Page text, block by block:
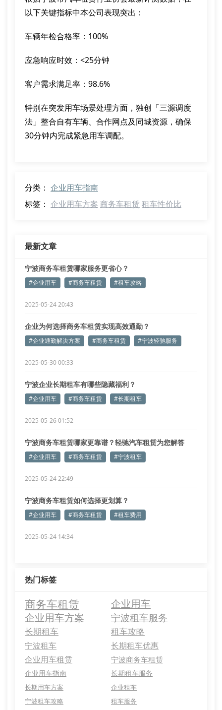
以下关键指标中本公司表现突出：
车辆年检合格率：100%
应急响应时效：<25分钟
客户需求满足率：98.6%
特别在突发用车场景处理方面，独创「三源调度
法」整合自有车辆、合作网点及同城资源，确保
30分钟内完成紧急用车调配。
分类： 企业用车指南
标签： 企业用车方案 商务车租赁租车性价比
最新文章
宁波商务车租赁哪家服务更省心？
#企业用车 #商务车租赁 #租车攻略
2025-05-24 20:43
企业为何选择商务车租赁实现高效通勤？
#企业通勤解决方案 #商务车租赁 #宁波轻驰服务
2025-05-30 00:33
宁波企业长期租车有哪些隐藏福利？
#企业用车 #商务车租赁 #长期租车
2025-05-26 01:52
宁波商务车租赁哪家更靠谱？轻驰汽车租赁为您解答
#企业用车 #商务车租赁 #宁波租车
2025-05-24 22:49
宁波商务车租赁如何选择更划算？
#企业用车 #商务车租赁 #租车费用
2025-05-24 14:34
热门标签
商务车租赁
企业用车
企业用车方案
宁波租车服务
长期租车 租车攻略
宁波租车
长期租车优惠
企业用车租赁
宁波商务车租赁
企业用车指南 长期租车服务
长期用车方案
企业租车
宁波租车攻略
租车服务